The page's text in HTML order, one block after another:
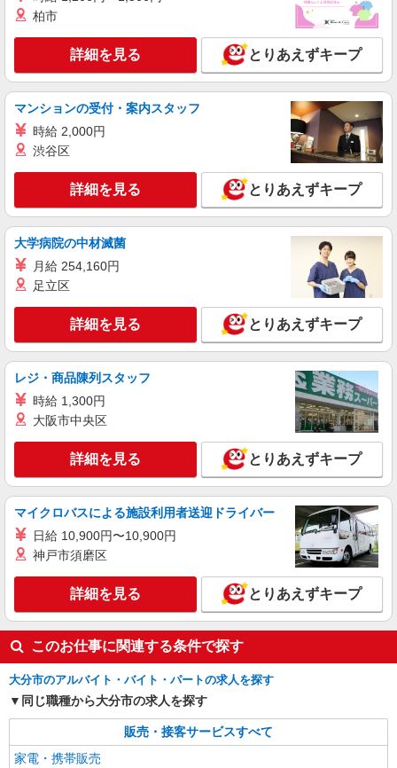
派遣社員
【docomo】人気機種に詳しくなれる携帯販売
時給1300円〜 ※残業代支給 ★交通費別途支給
（規定あり） ゜+゜・。○。・゜+゜・。○。・゜
+゜ 入社祝い金10万円支給(規定有) お友達を紹介
頂くと, インセンティブ支給(規定有) ★月2回払
い・週払い可能（規程有）★ ゜・。○。・゜
大分県大分市のdocomoショップ
詳細を見る
株式会社シエロ
スマホ携帯販売【ソフトバンク】
月給231500円〜256500円（経験・能力によ
る） ※上記金額に時間外手当/インセンティブが加
算・賞与あり・時間外手当あり（平均残業時間：
10h/月）・地域手当/職能手当あり・Workstyle支
援金（4000円/月）あり・実績によりインセンティ
ブあり ★交通費別途支給（規定あり） ゜+゜・。
○。・゜+゜・。○。・゜+゜ 入社祝い金10万円支
給(規定有) お友達を紹介頂くと, インセンティブ支
給(規定有) ゜・。○。・゜+゜・。○。・゜+゜
キープ 詳細を見る
派遣社員
月給259200円〜300000円（経験・能力によ
る） ※研修期間6か月・時給1500円〜 ※残業代支
給 ★交通費別途支給（規定あり） ゜+゜・。
○。・゜+゜・。○。・゜+゜ 入社祝い金10万円支
給(規定有) お友達を紹介頂くと, インセンティブ支
給(規定有) ゜・。○。・゜+゜・。○。・゜+゜
大分県大分市の家電量販店
キープ 詳細を見る
柏市
詳細を見る とりあえずキープ
マンションの受付・案内スタッフ
時給 2,000円
渋谷区
詳細を見る とりあえずキープ
大学病院の中材滅菌
月給 254,160円
足立区
詳細を見る とりあえずキープ
レジ・商品陳列スタッフ
時給 1,300円
大阪市中央区
詳細を見る とりあえずキープ
マイクロバスによる施設利用者送迎ドライバー
日給 10,900円〜10,900円
神戸市須磨区
詳細を見る とりあえずキープ
このお仕事に関連する条件で探す
大分市のアルバイト・バイト・パートの求人を探す
同じ職種から大分市の求人を探す
販売・接客サービスすべて
家電・携帯販売